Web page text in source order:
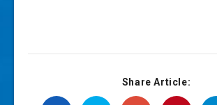
Share Article: